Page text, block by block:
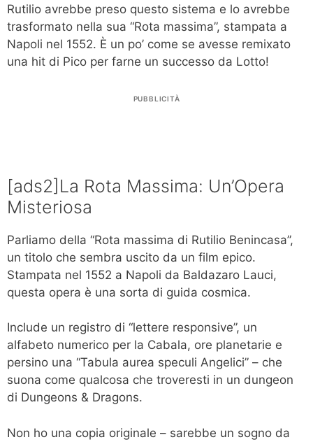
Rutilio avrebbe preso questo sistema e lo avrebbe
trasformato nella sua “Rota massima”, stampata a
Napoli nel 1552. È un po’ come se avesse remixato
una hit di Pico per farne un successo da Lotto!
PUBBLICITÀ
[ads2]La Rota Massima: Un’Opera
Misteriosa
Parliamo della “Rota massima di Rutilio Benincasa”,
un titolo che sembra uscito da un film epico.
Stampata nel 1552 a Napoli da Baldazaro Lauci,
questa opera è una sorta di guida cosmica.
Include un registro di “lettere responsive”, un
alfabeto numerico per la Cabala, ore planetarie e
persino una “Tabula aurea speculi Angelici” – che
suona come qualcosa che troveresti in un dungeon
di Dungeons & Dragons.
Non ho una copia originale – sarebbe un sogno da